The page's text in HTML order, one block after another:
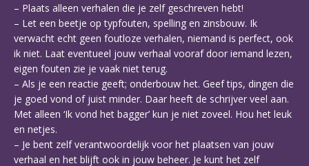
– Plaats alleen verhalen die je zelf geschreven hebt!
– Let een beetje op typfouten, spelling en zinsbouw. Ik
verwacht echt geen foutloze verhalen, niemand is perfect, ook
ik niet. Laat eventueel jouw verhaal vooraf door iemand lezen,
eigen fouten zie je vaak niet terug.
– Als je een reactie geeft; onderbouw het. Geef tips, dingen die
je goed vond of juist minder. Daar heeft de schrijver veel aan.
Met alleen ‘Ik vond het bagger’ kun je niet zoveel. Hou het leuk
en netjes.
– Je bent zelf verantwoordelijk voor het plaatsen van jouw
verhaal en het blijft ook in jouw beheer. Je kunt het zelf